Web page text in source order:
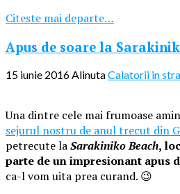
Citeste mai departe…
Apus de soare la
15 iunie 2016AlinutaCalatorii in
Una dintre cele mai frumoase
sejurul nostru de anul trecut din
petrecute laSarakiniko Beach,
parte de un impresionant apus
ca-l vom uita prea curand. 😉